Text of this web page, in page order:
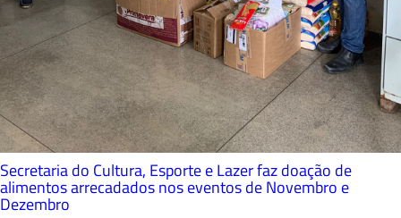
Secretaria do Cultura, Esporte e Lazer faz doação de
alimentos arrecadados nos eventos de Novembro e
Dezembro